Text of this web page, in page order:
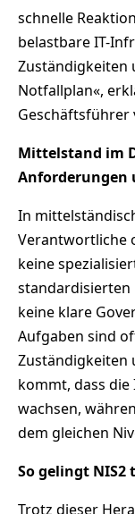
schnelle
belastbare IT-
Zuständigkeiten
Notfallplan«,
Geschäftsführer
Mittelstand im
Anforderungen
In
Verantwortliche
keine
standardisierten
keine klare
Aufgaben sind
Zuständigkeiten
kommt, dass
wachsen,
dem gleichen
So gelingt NIS2
Trotz dieser